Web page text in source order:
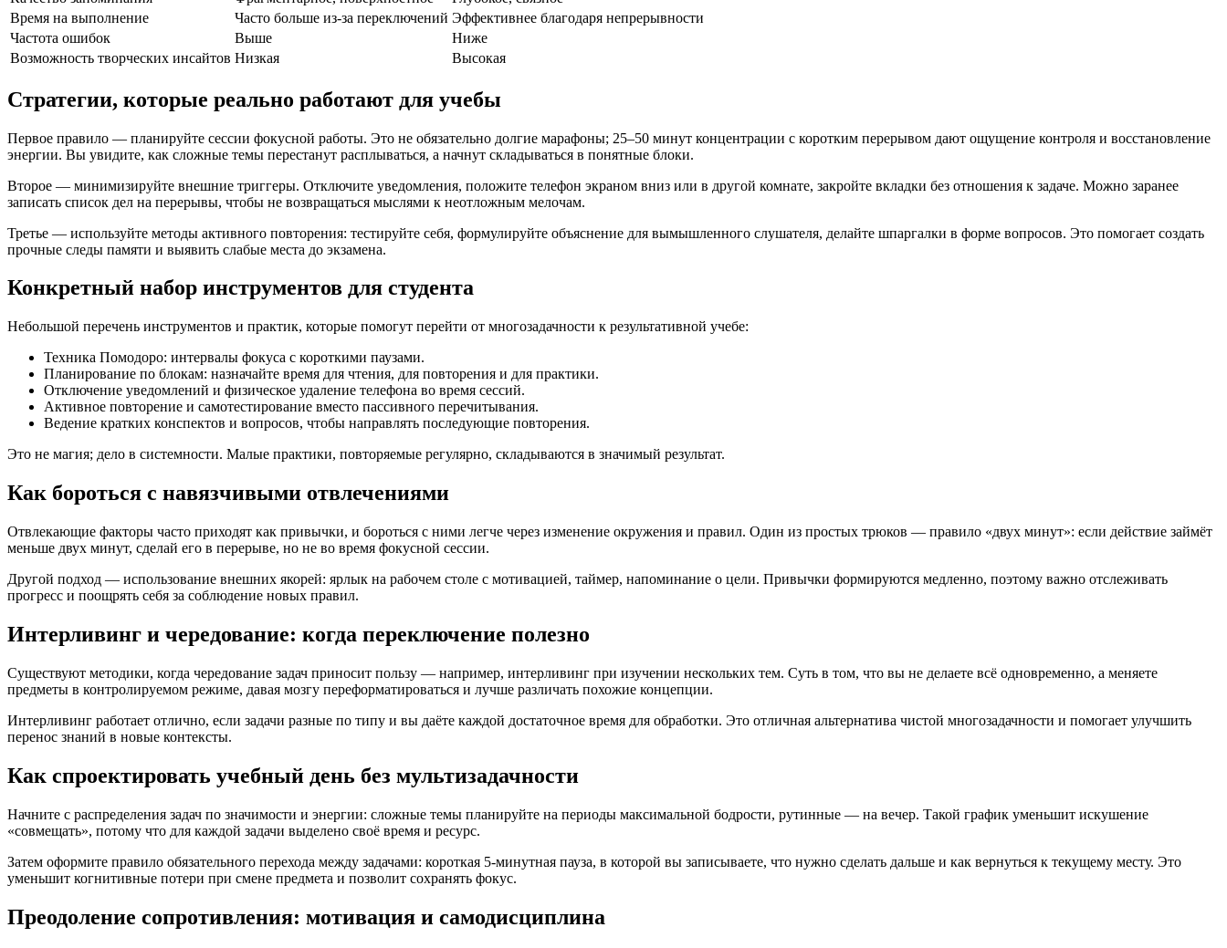
Время на выполнение
Часто больше из‑за переключений Эффективнее благодаря непрерывности
Частота ошибок
Выше
Ниже
Возможность творческих инсайтов Низкая Высокая
Стратегии, которые реально работают для учебы
Первое правило — планируйте сессии фокусной работы. Это не обязательно долгие марафоны; 25–50 минут концентрации с коротким перерывом дают ощущение контроля и восстановление
энергии. Вы увидите, как сложные темы перестанут расплываться, а начнут складываться в понятные блоки.
Второе — минимизируйте внешние триггеры. Отключите уведомления, положите телефон экраном вниз или в другой комнате, закройте вкладки без отношения к задаче. Можно заранее
записать список дел на перерывы, чтобы не возвращаться мыслями к неотложным мелочам.
Третье — используйте методы активного повторения: тестируйте себя, формулируйте объяснение для вымышленного слушателя, делайте шпаргалки в форме вопросов. Это помогает создать
прочные следы памяти и выявить слабые места до экзамена.
Конкретный набор инструментов для студента
Небольшой перечень инструментов и практик, которые помогут перейти от многозадачности к результативной учебе:
Техника Помодоро: интервалы фокуса с короткими паузами.
Планирование по блокам: назначайте время для чтения, для повторения и для практики.
Отключение уведомлений и физическое удаление телефона во время сессий.
Активное повторение и самотестирование вместо пассивного перечитывания.
Ведение кратких конспектов и вопросов, чтобы направлять последующие повторения.
Это не магия; дело в системности. Малые практики, повторяемые регулярно, складываются в значимый результат.
Как бороться с навязчивыми отвлечениями
Отвлекающие факторы часто приходят как привычки, и бороться с ними легче через изменение окружения и правил. Один из простых трюков — правило «двух минут»: если действие займёт
меньше двух минут, сделай его в перерыве, но не во время фокусной сессии.
Другой подход — использование внешних якорей: ярлык на рабочем столе с мотивацией, таймер, напоминание о цели. Привычки формируются медленно, поэтому важно отслеживать
прогресс и поощрять себя за соблюдение новых правил.
Интерливинг и чередование: когда переключение полезно
Существуют методики, когда чередование задач приносит пользу — например, интерливинг при изучении нескольких тем. Суть в том, что вы не делаете всё одновременно, а меняете
предметы в контролируемом режиме, давая мозгу переформатироваться и лучше различать похожие концепции.
Интерливинг работает отлично, если задачи разные по типу и вы даёте каждой достаточное время для обработки. Это отличная альтернатива чистой многозадачности и помогает улучшить
перенос знаний в новые контексты.
Как спроектировать учебный день без мультизадачности
Начните с распределения задач по значимости и энергии: сложные темы планируйте на периоды максимальной бодрости, рутинные — на вечер. Такой график уменьшит искушение
«совмещать», потому что для каждой задачи выделено своё время и ресурс.
Затем оформите правило обязательного перехода между задачами: короткая 5‑минутная пауза, в которой вы записываете, что нужно сделать дальше и как вернуться к текущему месту. Это
уменьшит когнитивные потери при смене предмета и позволит сохранять фокус.
Преодоление сопротивления: мотивация и самодисциплина